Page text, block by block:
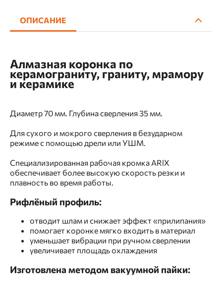
ОПИСАНИЕ
Алмазная коронка по
керамограниту, граниту, мрамору
и керамике
Диаметр 70 мм. Глубина сверления 35 мм.
Для сухого и мокрого сверления в безударном
режиме с помощью дрели или УШМ.
Специализированная рабочая кромка ARlX
обеспечивает более высокую скорость резки и
плавность во время работы.
Рифлёный профиль:
отводит шлам и снижает эффект «прилипания»
помогает коронке мягко входить в материал
уменьшает вибрации при ручном сверлении
увеличивает площадь охлаждения
Изготовлена методом вакуумной пайки: